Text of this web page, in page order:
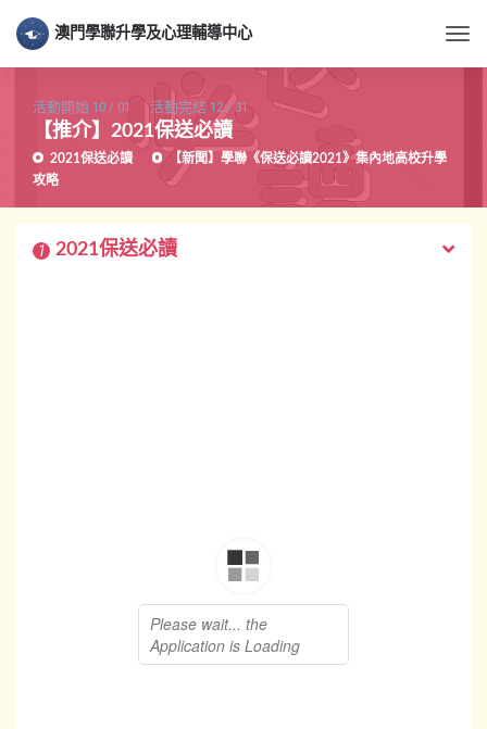
澳門學聯升學及心理輔導中心
活動開始 10 / 01 活動完結 12/31
【推介】2021保送必讀
2021保送必讀
【新聞】學聯《保送必讀2021》集內地高校升學
攻略
1 2021保送必讀